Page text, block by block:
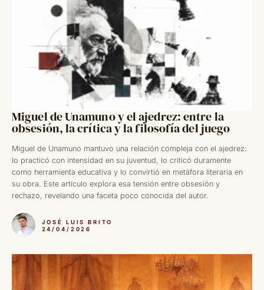
Miguel de Unamuno y el ajedrez: entre la
obsesión, la crítica y la filosofía del juego
Miguel de Unamuno mantuvo una relación compleja con el ajedrez:
lo practicó con intensidad en su juventud, lo criticó duramente
como herramienta educativa y lo convirtió en metáfora literaria en
su obra. Este artículo explora esa tensión entre obsesión y
rechazo, revelando una faceta poco conocida del autor.
JOSÉ LUIS BRITO
24/04/2026